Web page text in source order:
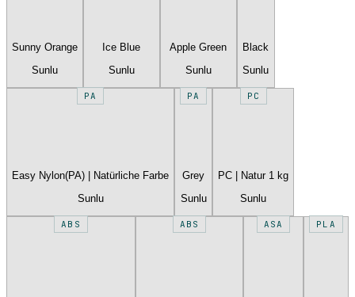
Sunny Orange
Sunlu
Ice Blue
Sunlu
Apple Green
Sunlu
Black
Sunlu
PA
Easy Nylon(PA) | Natürliche Farbe
Sunlu
PA
Grey
Sunlu
PC
PC | Natur 1 kg
Sunlu
ABS ABS ASA PLA